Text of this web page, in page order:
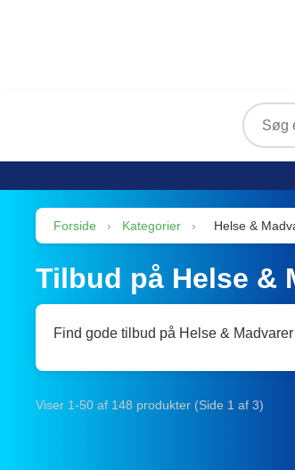
Forside › Kategorier › Helse &
Tilbud på Helse &
Find gode tilbud på Helse &
Viser 1-50 af 148 produkter (Side 1 af 3)